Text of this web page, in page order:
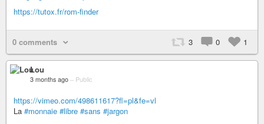
https://tutox.fr/rom-finder
0 comments 3 0 1
Lou
3 months ago – Public
https://vimeo.com/498611617?fl=pl&fe=vl
La #monnaie #libre #sans #jargon